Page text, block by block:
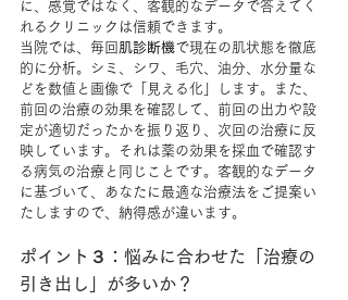
に、感覚ではなく、客観的なデータで答えてく
れるクリニックは信頼できます。
当院では、毎回肌診断機で現在の肌状態を徹底
的に分析。シミ、シワ、毛穴、油分、水分量な
どを数値と画像で「見える化」します。また、
前回の治療の効果を確認して、前回の出力や設
定が適切だったかを振り返り、次回の治療に反
映しています。それは薬の効果を採血で確認す
る病気の治療と同じことです。客観的なデータ
に基づいて、あなたに最適な治療法をご提案い
たしますので、納得感が違います。
ポイント３：悩みに合わせた「治療の
引き出し」が多いか？